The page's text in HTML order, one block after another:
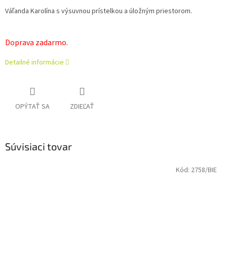
Váľanda Karolína s výsuvnou prístelkou a úložným priestorom.
Doprava zadarmo.
Detailné informácie
OPÝTAŤ SA ZDIEĽAŤ
Súvisiaci tovar
Kód: 2758/BIE